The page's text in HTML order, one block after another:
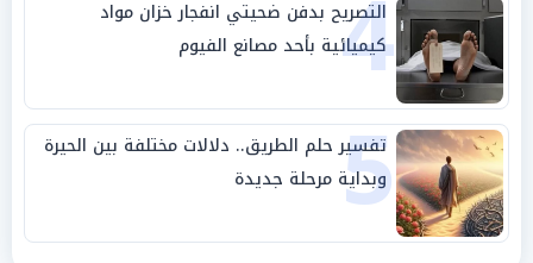
4
التصريح بدفن ضحيتي انفجار خزان مواد
كيميائية بأحد مصانع الفيوم
5
تفسير حلم الطريق.. دلالات مختلفة بين الحيرة
وبداية مرحلة جديدة